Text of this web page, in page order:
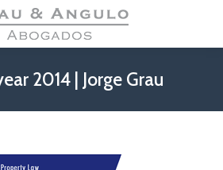
2014 | Jorge Grau